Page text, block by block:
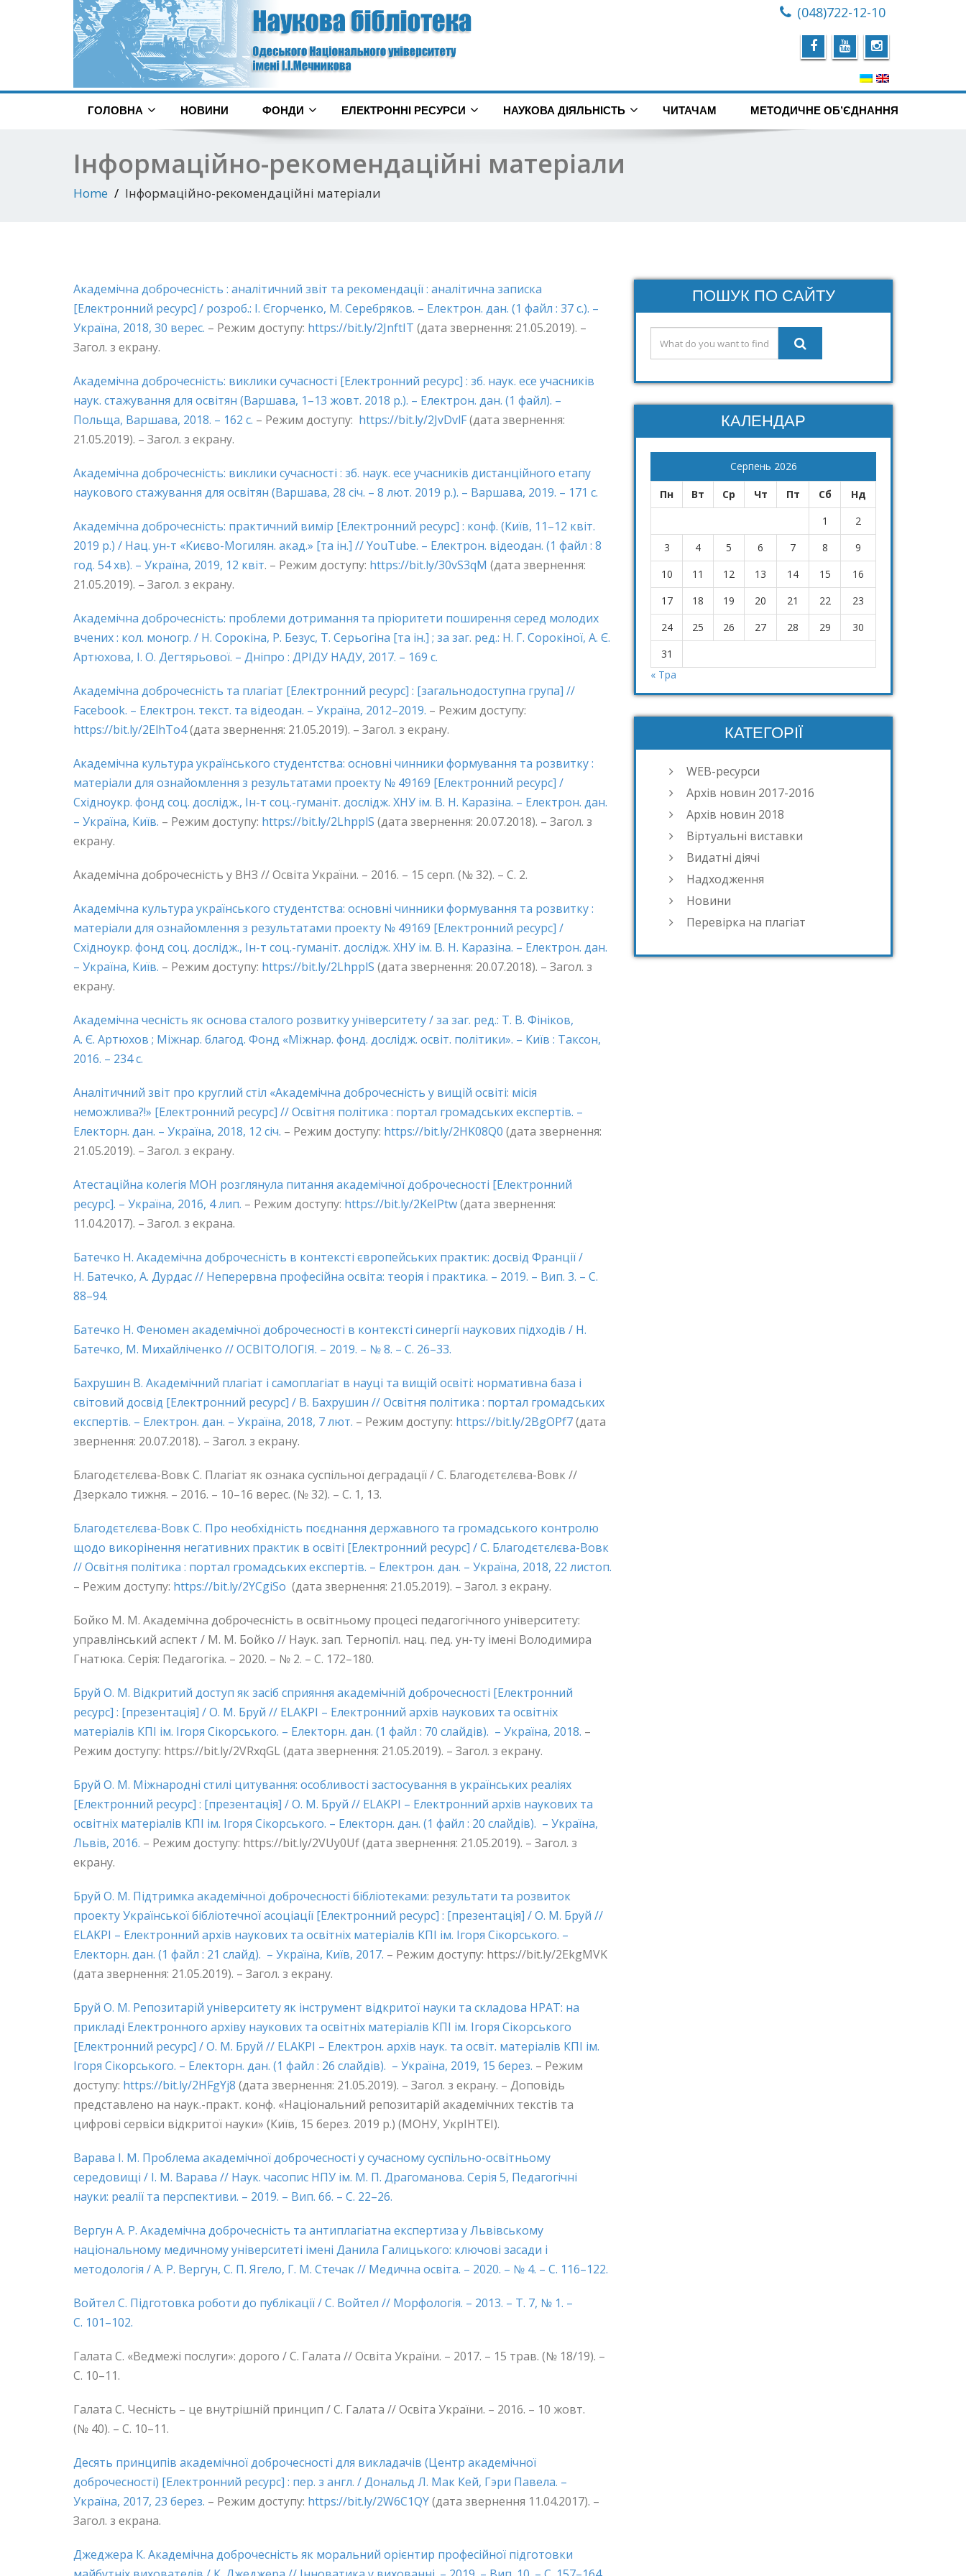
(048)722-12-10
ГОЛОВНА НОВИНИ ФОНДИ ЕЛЕКТРОННІ РЕСУРСИ НАУКОВА ДІЯЛЬНІСТЬ ЧИТАЧАМ МЕТОДИЧНЕ ОБ’ЄДНАННЯ
Інформаційно-рекомендаційні матеріали
Home Інформаційно-рекомендаційні матеріали
Академічна доброчесність : аналітичний звіт та рекомендації : аналітична записка
[Електронний ресурс] / розроб.: І. Єгорченко, М. Серебряков. – Електрон. дан. (1 файл : 37 с.). –
Україна, 2018, 30 верес. – Режим доступу: https://bit.ly/2JnftIT (дата звернення: 21.05.2019). –
Загол. з екрану.
Академічна доброчесність: виклики сучасності [Електронний ресурс] : зб. наук. есе учасників
наук. стажування для освітян (Варшава, 1–13 жовт. 2018 р.). – Електрон. дан. (1 файл). –
Польща, Варшава, 2018. – 162 с. – Режим доступу: https://bit.ly/2JvDvlF(дата звернення:
21.05.2019). – Загол. з екрану.
Академічна доброчесність: виклики сучасності : зб. наук. есе учасників дистанційного етапу
наукового стажування для освітян (Варшава, 28 січ. – 8 лют. 2019 р.). – Варшава, 2019. – 171 с.
Академічна доброчесність: практичний вимір [Електронний ресурс] : конф. (Київ, 11–12 квіт.
2019 р.) / Нац. ун-т «Києво-Могилян. акад.» [та ін.] // YouTube. – Електрон. відеодан. (1 файл : 8
год. 54 хв). – Україна, 2019, 12 квіт. – Режим доступу: https://bit.ly/30vS3qM (дата звернення:
21.05.2019). – Загол. з екрану.
Академічна доброчесність: проблеми дотримання та пріоритети поширення серед молодих
вчених : кол. моногр. / Н. Сорокіна, Р. Безус, Т. Серьогіна [та ін.] ; за заг. ред.: Н. Г. Сорокіної, А. Є.
Артюхова, І. О. Дегтярьової. – Дніпро : ДРІДУ НАДУ, 2017. – 169 с.
Академічна доброчесність та плагіат [Електронний ресурс] : [загальнодоступна група] //
Facebook. – Електрон. текст. та відеодан. – Україна, 2012–2019. – Режим доступу:
https://bit.ly/2ElhTo4(дата звернення: 21.05.2019). – Загол. з екрану.
Академічна культура українського студентства: основні чинники формування та розвитку :
матеріали для ознайомлення з результатами проекту № 49169 [Електронний ресурс] /
Східноукр. фонд соц. дослідж., Ін-т соц.-гуманіт. дослідж. ХНУ ім. В. Н. Каразіна. – Електрон. дан.
– Україна, Київ. – Режим доступу: https://bit.ly/2LhpplS (дата звернення: 20.07.2018). – Загол. з
екрану.
Академічна доброчесність у ВНЗ // Освіта України. – 2016. – 15 серп. (№ 32). – С. 2.
Академічна культура українського студентства: основні чинники формування та розвитку :
матеріали для ознайомлення з результатами проекту № 49169 [Електронний ресурс] /
Східноукр. фонд соц. дослідж., Ін-т соц.-гуманіт. дослідж. ХНУ ім. В. Н. Каразіна. – Електрон. дан.
– Україна, Київ. – Режим доступу: https://bit.ly/2LhpplS (дата звернення: 20.07.2018). – Загол. з
екрану.
Академічна чесність як основа сталого розвитку університету / за заг. ред.: Т. В. Фініков,
А. Є. Артюхов ; Міжнар. благод. Фонд «Міжнар. фонд. дослідж. освіт. політики». – Київ : Таксон,
2016. – 234 с.
Аналітичний звіт про круглий стіл «Академічна доброчесність у вищій освіті: місія
неможлива?!» [Електронний ресурс] // Освітня політика : портал громадських експертів. –
Електорн. дан. – Україна, 2018, 12 січ. – Режим доступу: https://bit.ly/2HK08Q0 (дата звернення:
21.05.2019). – Загол. з екрану.
Атестаційна колегія МОН розглянула питання академічної доброчесності [Електронний
ресурс]. – Україна, 2016, 4 лип. – Режим доступу: https://bit.ly/2KeIPtw(дата звернення:
11.04.2017). – Загол. з екрана.
Батечко Н. Академічна доброчесність в контексті європейських практик: досвід Франції /
Н. Батечко, А. Дурдас // Неперервна професійна освіта: теорія і практика. – 2019. – Вип. 3. – С.
88–94.
Батечко Н. Феномен академічної доброчесності в контексті синергії наукових підходів / Н.
Батечко, М. Михайліченко // ОСВІТОЛОГІЯ. – 2019. – № 8. – С. 26–33.
Бахрушин В. Академічний плагіат і самоплагіат в науці та вищій освіті: нормативна база і
світовий досвід [Електронний ресурс] / В. Бахрушин // Освітня політика : портал громадських
експертів. – Електрон. дан. – Україна, 2018, 7 лют. – Режим доступу: https://bit.ly/2BgOPf7(дата
звернення: 20.07.2018). – Загол. з екрану.
Благодєтєлєва-Вовк С. Плагіат як ознака суспільної деградації / С. Благодєтєлєва-Вовк //
Дзеркало тижня. – 2016. – 10–16 верес. (№ 32). – С. 1, 13.
Благодєтєлєва-Вовк С. Про необхідність поєднання державного та громадського контролю
щодо викорінення негативних практик в освіті [Електронний ресурс] / С. Благодєтєлєва-Вовк
// Освітня політика : портал громадських експертів. – Електрон. дан. – Україна, 2018, 22 листоп.
– Режим доступу: https://bit.ly/2YCgiSo (дата звернення: 21.05.2019). – Загол. з екрану.
Бойко М. М. Академічна доброчесність в освітньому процесі педагогічного університету:
управлінський аспект / М. М. Бойко // Наук. зап. Тернопіл. нац. пед. ун-ту імені Володимира
Гнатюка. Серія: Педагогіка. – 2020. – № 2. – С. 172–180.
Бруй О. М. Відкритий доступ як засіб сприяння академічній доброчесності [Електронний
ресурс] : [презентація] / О. М. Бруй // ELAKPI – Електронний архів наукових та освітніх
матеріалів КПІ ім. Ігоря Сікорського. – Електорн. дан. (1 файл : 70 слайдів). – Україна, 2018. –
Режим доступу: https://bit.ly/2VRxqGL (дата звернення: 21.05.2019). – Загол. з екрану.
Бруй О. М. Міжнародні стилі цитування: особливості застосування в українських реаліях
[Електронний ресурс] : [презентація] / О. М. Бруй // ELAKPI – Електронний архів наукових та
освітніх матеріалів КПІ ім. Ігоря Сікорського. – Електорн. дан. (1 файл : 20 слайдів). – Україна,
Львів, 2016. – Режим доступу: https://bit.ly/2VUy0Uf (дата звернення: 21.05.2019). – Загол. з
екрану.
Бруй О. М. Підтримка академічної доброчесності бібліотеками: результати та розвиток
проекту Української бібліотечної асоціації [Електронний ресурс] : [презентація] / О. М. Бруй //
ELAKPI – Електронний архів наукових та освітніх матеріалів КПІ ім. Ігоря Сікорського. –
Електорн. дан. (1 файл : 21 слайд). – Україна, Київ, 2017. – Режим доступу: https://bit.ly/2EkgMVK
(дата звернення: 21.05.2019). – Загол. з екрану.
Бруй О. М. Репозитарій університету як інструмент відкритої науки та складова НРАТ: на
прикладі Електронного архіву наукових та освітніх матеріалів КПІ ім. Ігоря Сікорського
[Електронний ресурс] / О. М. Бруй // ELAKPI – Електрон. архів наук. та освіт. матеріалів КПІ ім.
Ігоря Сікорського. – Електорн. дан. (1 файл : 26 слайдів). – Україна, 2019, 15 берез. – Режим
доступу: https://bit.ly/2HFgYj8 (дата звернення: 21.05.2019). – Загол. з екрану. – Доповідь
представлено на наук.-практ. конф. «Національний репозитарій академічних текстів та
цифрові сервіси відкритої науки» (Київ, 15 берез. 2019 р.) (МОНУ, УкрІНТЕІ).
Варава І. М. Проблема академічної доброчесності у сучасному суспільно-освітньому
середовищі / І. М. Варава // Наук. часопис НПУ ім. М. П. Драгоманова. Серія 5, Педагогічні
науки: реалії та перспективи. – 2019. – Вип. 66. – С. 22–26.
Вергун А. Р. Академічна доброчесність та антиплагіатна експертиза у Львівському
національному медичному університеті імені Данила Галицького: ключові засади і
методологія / А. Р. Вергун, С. П. Ягело, Г. М. Стечак // Медична освіта. – 2020. – № 4. – С. 116–122.
Войтел С. Підготовка роботи до публікації / С. Войтел // Морфологія. – 2013. – Т. 7, № 1. –
С. 101–102.
Галата С. «Ведмежі послуги»: дорого / С. Галата // Освіта України. – 2017. – 15 трав. (№ 18/19). –
С. 10–11.
Галата С. Чесність – це внутрішній принцип / С. Галата // Освіта України. – 2016. – 10 жовт.
(№ 40). – С. 10–11.
Десять принципів академічної доброчесності для викладачів (Центр академічної
доброчесності) [Електронний ресурс] : пер. з англ. / Дональд Л. Мак Кей, Гэри Павела. –
Україна, 2017, 23 берез. – Режим доступу: https://bit.ly/2W6C1QY(дата звернення 11.04.2017). –
Загол. з екрана.
Джеджера К. Академічна доброчесність як моральний орієнтир професійної підготовки
ПОШУК ПО САЙТУ
КАЛЕНДАР
Серпень 2026
Пн Вт Ср Чт Пт Сб
Нд
1
2
3
4 5 6 7 8
9
10
11 12 13 14 15
16
17
18 19 20 21 22
23
24
25 26 27 28 29
30
31
« Тра
КАТЕГОРІЇ
WEB-ресурси
Архів новин 2017-2016
Архів новин 2018
Віртуальні виставки
Видатні діячі
Надходження
Новини
Перевірка на плагіат